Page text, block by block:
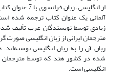
از انگلیسی،
آلمانی یک عنوان کتاب ترجمه شده
زیادی توسط نویسندگان عرب تألیف
مترجمان ایرانی از زبان انگلیسی صورت
زبان آن را به زبان انگلیسی نوشته‌اند.
شده در کشور هند که توسط مترجمان
انگلیسی است.